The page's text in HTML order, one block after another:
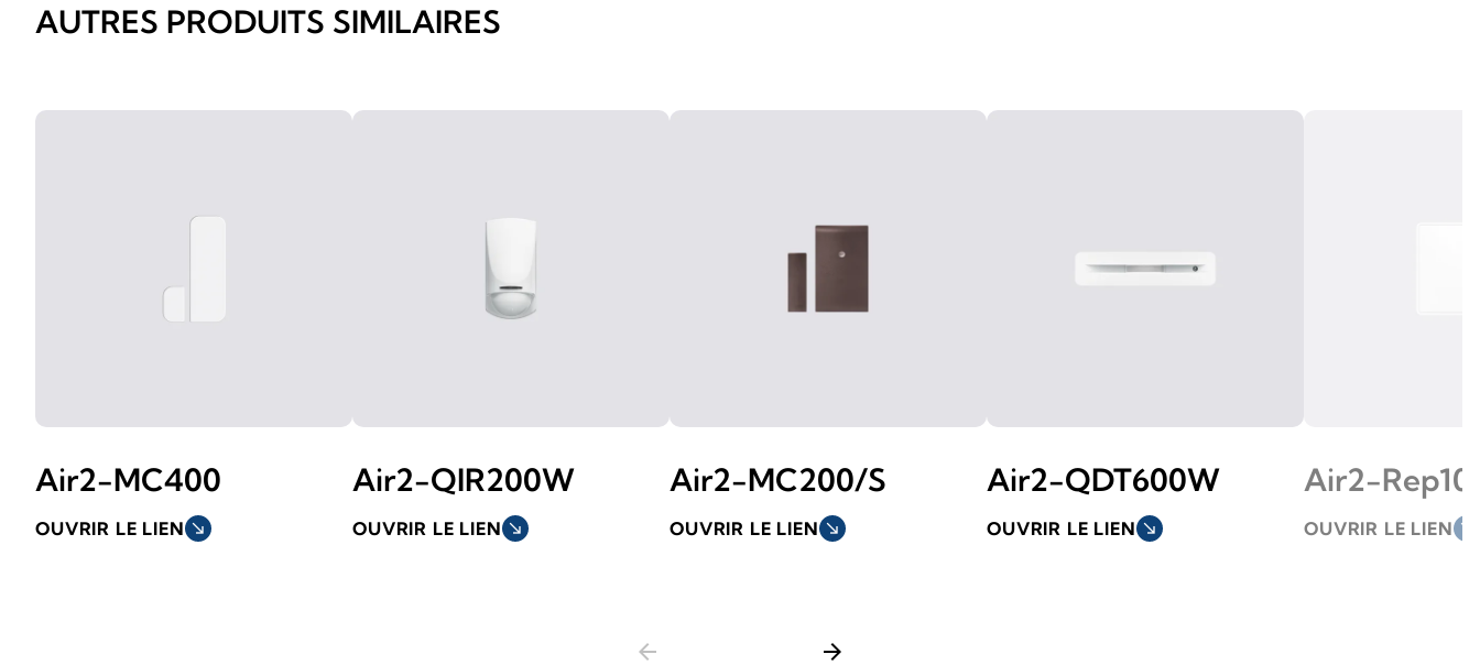
AUTRES PRODUITS SIMILAIRES
Air2-MC400
OUVRIR LE LIEN south_east
Air2-QIR200W
OUVRIR LE LIEN south_east
Air2-MC200/S
OUVRIR LE LIEN south_east
Air2-QDT600W
OUVRIR LE LIEN south_east
Air2-
OUVRIR LE LIEN south_east
arrow_back arrow_forward